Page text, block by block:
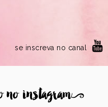
se inscreva no canal
no instagram9